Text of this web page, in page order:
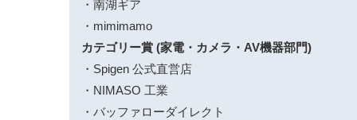
・南湖ギア
・mimimamo
カテゴリー賞 (家電・カメラ・AV機器部門)
・Spigen 公式直営店
・NIMASO 工業
・バッファローダイレクト